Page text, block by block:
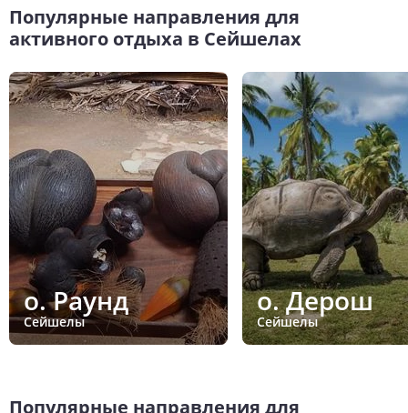
Популярные направления для
активного отдыха в Сейшелах
о. Раунд
Сейшелы
о. Дерош
Сейшелы
Популярные направления для